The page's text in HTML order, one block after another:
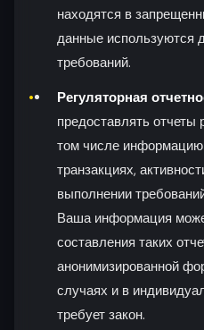
находятся в
данные используются
требований.
Регуляторная
предоставлять
том числе
транзакциях,
выполнении
Ваша информация
составления таких
анонимизированной
случаях и в
требует закон.